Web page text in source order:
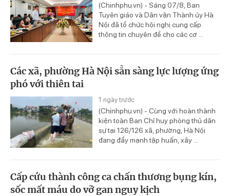
(Chinhphu.vn) - Sáng 07/8, Ban
Tuyên giáo và Dân vận Thành ủy Hà
Nội đã tổ chức hội nghị cung cấp
thông tin chuyên đề cho các cơ ...
Các xã, phường Hà Nội sẵn sàng lực lượng ứng
phó với thiên tai
1 ngày trước
(Chinhphu.vn) - Cùng với hoàn thành
kiện toàn Ban Chỉ huy phòng thủ dân
sự tại 126/126 xã, phường, Hà Nội
đang đẩy mạnh tập huấn, xây ...
Cấp cứu thành công ca chấn thương bụng kín,
sốc mất máu do vỡ gan nguy kịch